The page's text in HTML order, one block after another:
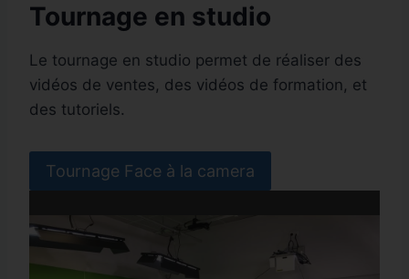
Tournage en studio
Le tournage en studio permet de réaliser des
vidéos de ventes, des vidéos de formation, et
des tutoriels.
Tournage Face à la camera